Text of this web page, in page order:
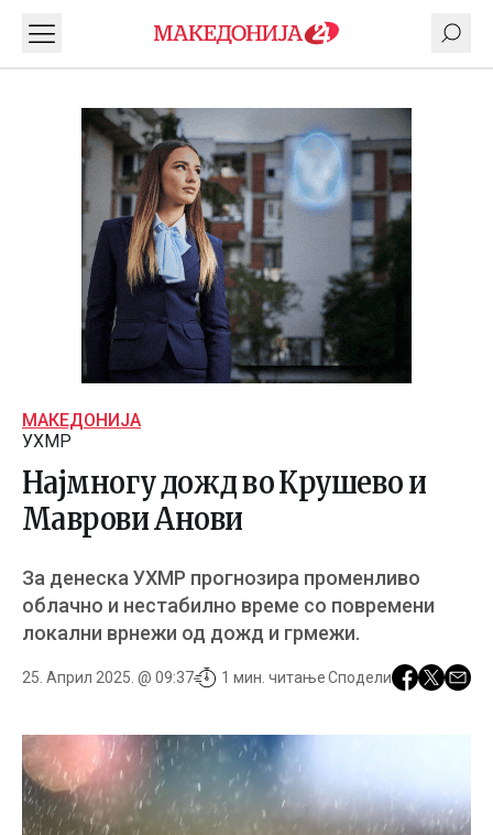
МАКЕДОНИЈА
УХМР
Најмногу дожд во Крушево и
Маврови Анови
За денеска УХМР прогнозира променливо
облачно и нестабилно време со повремени
локални врнежи од дожд и грмежи.
25. Април 2025. @ 09:37 1 мин. читањеСподели